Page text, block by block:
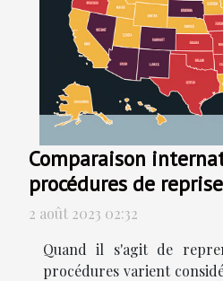
Comparaison
procédures de
2 août 2023 02:32
Quand il s'agit de
procédures varient